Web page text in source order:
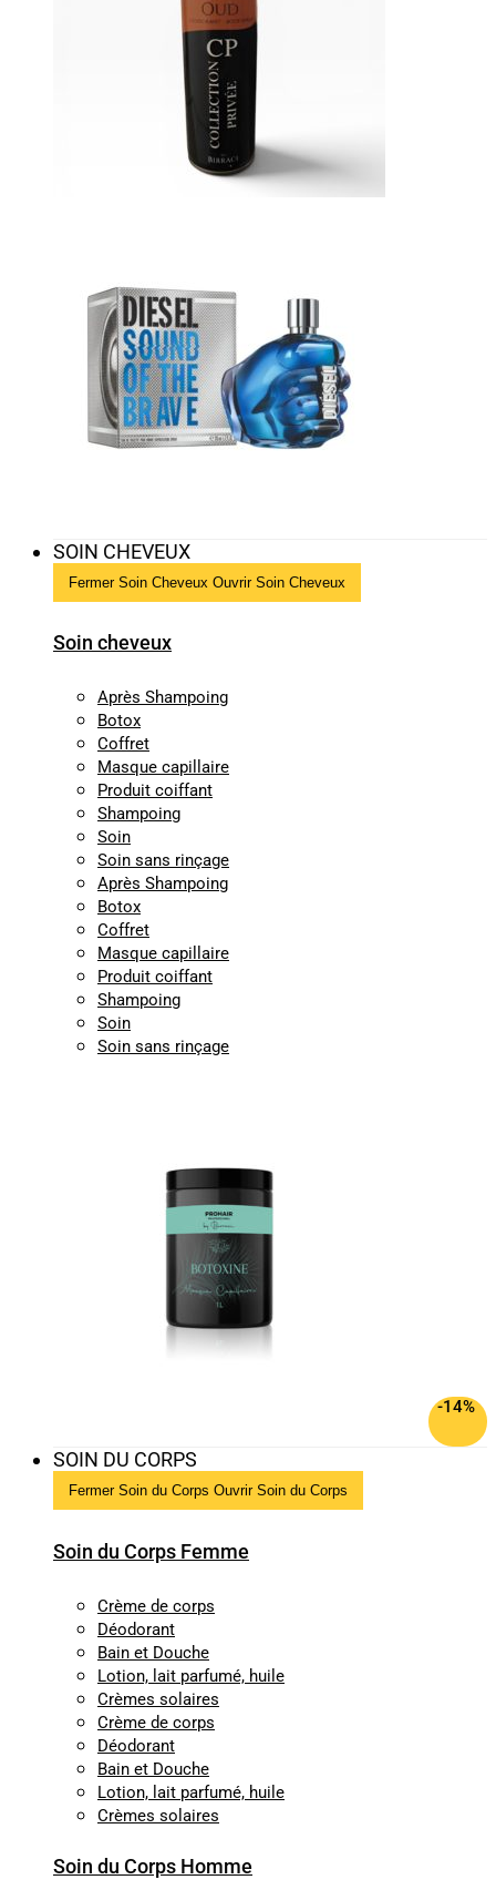
SOIN CHEVEUX
Fermer Soin Cheveux Ouvrir Soin Cheveux
Soin cheveux
Après Shampoing
Botox
Coffret
Masque capillaire
Produit coiffant
Shampoing
Soin
Soin sans rinçage
Après Shampoing
Botox
Coffret
Masque capillaire
Produit coiffant
Shampoing
Soin
Soin sans rinçage
-14%
SOIN DU CORPS
Fermer Soin du Corps Ouvrir Soin du Corps
Soin du Corps Femme
Crème de corps
Déodorant
Bain et Douche
Lotion, lait parfumé, huile
Crèmes solaires
Crème de corps
Déodorant
Bain et Douche
Lotion, lait parfumé, huile
Crèmes solaires
Soin du Corps Homme